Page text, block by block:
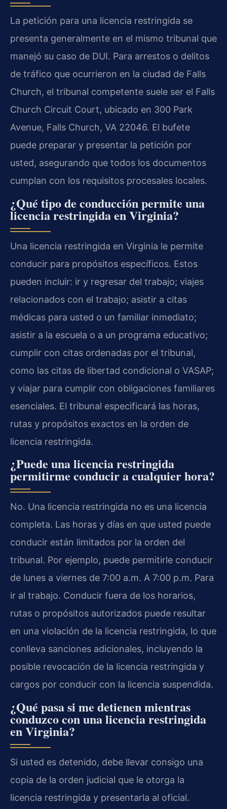
La petición para una licencia restringida se
presenta generalmente en el mismo tribunal que
manejó su caso de DUI. Para arrestos o delitos
de tráfico que ocurrieron en la ciudad de Falls
Church, el tribunal competente suele ser el Falls
Church Circuit Court, ubicado en 300 Park
Avenue, Falls Church, VA 22046. El bufete
puede preparar y presentar la petición por
usted, asegurando que todos los documentos
cumplan con los requisitos procesales locales.
¿Qué tipo de conducción permite una
licencia restringida en Virginia?
Una licencia restringida en Virginia le permite
conducir para propósitos específicos. Estos
pueden incluir: ir y regresar del trabajo; viajes
relacionados con el trabajo; asistir a citas
médicas para usted o un familiar inmediato;
asistir a la escuela o a un programa educativo;
cumplir con citas ordenadas por el tribunal,
como las citas de libertad condicional o VASAP;
y viajar para cumplir con obligaciones familiares
esenciales. El tribunal especificará las horas,
rutas y propósitos exactos en la orden de
licencia restringida.
¿Puede una licencia restringida
permitirme conducir a cualquier hora?
No. Una licencia restringida no es una licencia
completa. Las horas y días en que usted puede
conducir están limitados por la orden del
tribunal. Por ejemplo, puede permitirle conducir
de lunes a viernes de 7:00 a.m. A 7:00 p.m. Para
ir al trabajo. Conducir fuera de los horarios,
rutas o propósitos autorizados puede resultar
en una violación de la licencia restringida, lo que
conlleva sanciones adicionales, incluyendo la
posible revocación de la licencia restringida y
cargos por conducir con la licencia suspendida.
¿Qué pasa si me detienen mientras
conduzco con una licencia restringida
en Virginia?
Si usted es detenido, debe llevar consigo una
copia de la orden judicial que le otorga la
licencia restringida y presentarla al oficial.